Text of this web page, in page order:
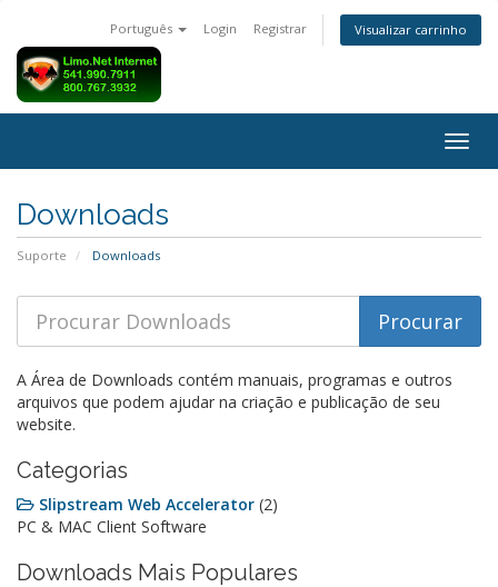
Português Login Registrar Visualizar carrinho
Downloads
Suporte Downloads
A Área de Downloads contém manuais, programas e outros
arquivos que podem ajudar na criação e publicação de seu
website.
Categorias
Slipstream Web Accelerator (2)
PC & MAC Client Software
Downloads Mais Populares